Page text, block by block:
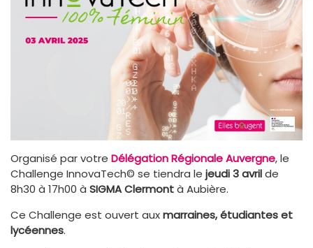
Organisé par votre Délégation Régionale Auvergne, le
Challenge InnovaTech© se tiendra le jeudi 3 avrilde
8h30 à 17h00 à SIGMAClermontà Aubière.
Ce Challenge est ouvert auxmarraines, étudiantes et
lycéennes.